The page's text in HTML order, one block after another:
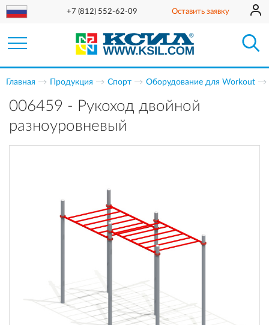
+7 (812) 552-62-09 Оставить заявку
Главная Продукция Спорт Оборудование для Workout
006459 - Рукоход двойной
разноуровневый